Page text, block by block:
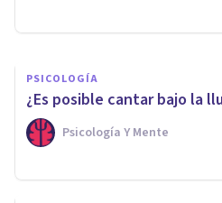
PSICOLOGÍA
¿Es posible cantar bajo la
Psicología Y Mente